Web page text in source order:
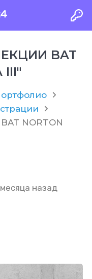
BAT
III"
NORTON
назад